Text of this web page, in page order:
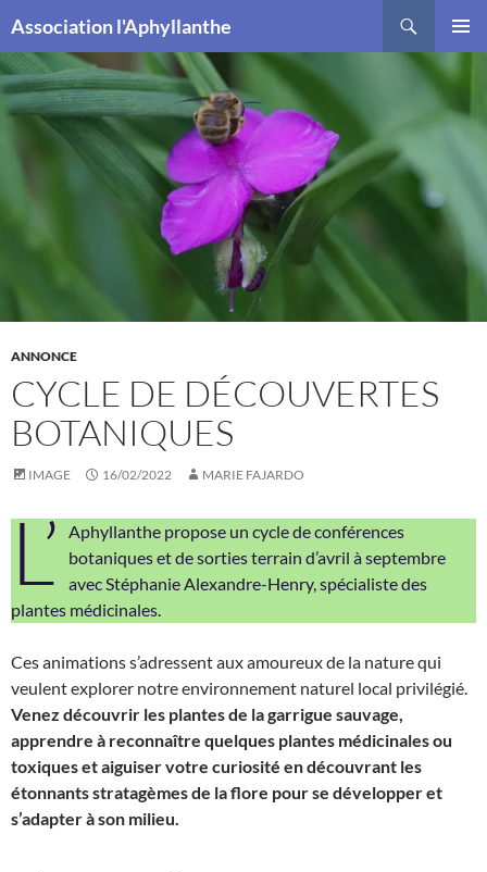
Association l'Aphyllanthe
AU
CONTENU
ANNONCE
CYCLE DE DÉCOUVERTES
BOTANIQUES
IMAGE 16/02/2022 MARIE FAJARDO
L’ Aphyllanthe propose un cycle de conférences
botaniques et de sorties terrain d’avril à septembre
avec Stéphanie Alexandre-Henry, spécialiste des
plantes médicinales.
Ces animations s’adressent aux amoureux de la nature qui
veulent explorer notre environnement naturel local privilégié.
Venez découvrir les plantes de la garrigue sauvage,
apprendre à reconnaître quelques plantes médicinales ou
toxiques et aiguiser votre curiosité en découvrant les
étonnants stratagèmes de la flore pour se développer et
s’adapter à son milieu.